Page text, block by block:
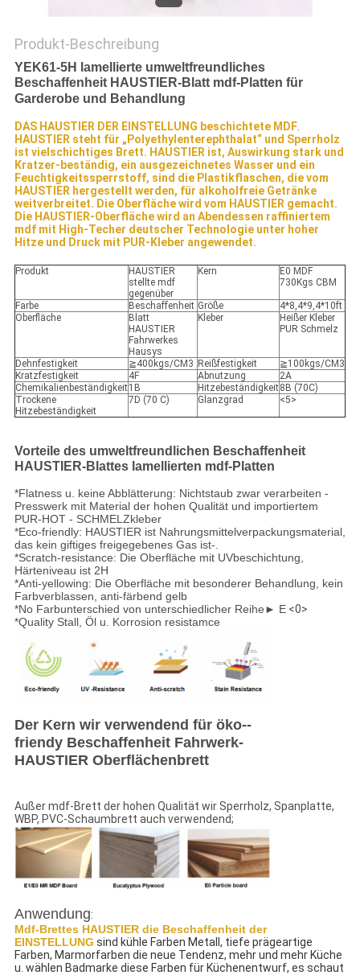
POLICY
Produkt-Beschreibung
YEK61-5H lamellierte umweltfreundliches
Beschaffenheit HAUSTIER-Blatt mdf-Platten für
Garderobe und Behandlung
DAS HAUSTIER DER EINSTELLUNG beschichtete MDF.
HAUSTIER steht für „Polyethylenterephthalat“ und Sperrholz
ist vielschichtiges Brett. HAUSTIER ist, Auswirkung stark und
Kratzer-beständig, ein ausgezeichnetes Wasser und ein
Feuchtigkeitssperrstoff, sind die Plastikflaschen, die vom
HAUSTIER hergestellt werden, für alkoholfreie Getränke
weitverbreitet. Die Oberfläche wird vom HAUSTIER gemacht.
Die HAUSTIER-Oberfläche wird an Abendessen raffiniertem
mdf mit High-Techer deutscher Technologie unter hoher
Hitze und Druck mit PUR-Kleber angewendet.
Produkt
HAUSTIER
stellte mdf
gegenüber
Kern
E0 MDF
730Kgs CBM
Farbe Beschaffenheit Größe
4*8,4*9,4*10ft
Oberfläche
Blatt
HAUSTIER
Fahrwerkes
Hausys
Kleber
Heißer Kleber
PUR Schmelz
Dehnfestigkeit ≧400kgs/CM3 Reißfestigkeit
≧100kgs/CM3
Kratzfestigkeit
4F Abnutzung
2A
Chemikalienbeständigkeit1B Hitzebeständigkeit8B (70C)
Trockene
Hitzebeständigkeit
7D (70 C) Glanzgrad <5>
Vorteile des umweltfreundlichen Beschaffenheit
HAUSTIER-Blattes lamellierten mdf-Platten
*Flatness u. keine Abblätterung: Nichtstaub zwar verarbeiten -
Presswerk mit Material der hohen Qualität und importiertem
PUR-HOT - SCHMELZkleber
*Eco-friendly: HAUSTIER ist Nahrungsmittelverpackungsmaterial,
das kein giftiges freigegebenes Gas ist-.
*Scratch-resistance: Die Oberfläche mit UVbeschichtung,
Härteniveau ist 2H
*Anti-yellowing: Die Oberfläche mit besonderer Behandlung, kein
Farbverblassen, anti-färbend gelb
*No Farbunterschied von unterschiedlicher Reihe► E<0>
*Quality Stall, Öl u. Korrosion resistamce
Der Kern wir verwendend für öko--
friendy Beschaffenheit Fahrwerk-
HAUSTIER Oberflächenbrett
Außer mdf-Brett der hohen Qualität wir Sperrholz, Spanplatte,
WBP, PVC-Schaumbrett auch verwendend;
Anwendung:
Mdf-Brettes HAUSTIER die Beschaffenheit der
EINSTELLUNG sind kühle Farben Metall, tiefe prägeartige
Farben, Marmorfarben die neue Tendenz, mehr und mehr Küche
u. wählen Badmarke diese Farben für Küchenentwurf, es schaut